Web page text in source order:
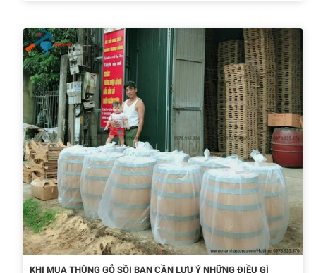
KHI MUA THÙNG GỖ SỒI BẠN CẦN LƯU Ý NHỮNG ĐIỀU GÌ